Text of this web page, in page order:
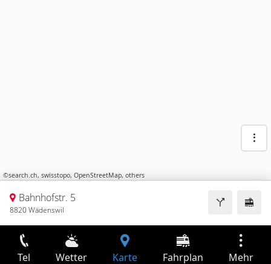
©search.ch, swisstopo, OpenStreetMap, others
Bahnhofstr. 5
8820 Wädenswil
Tel Wetter Karte Fahrplan Mehr